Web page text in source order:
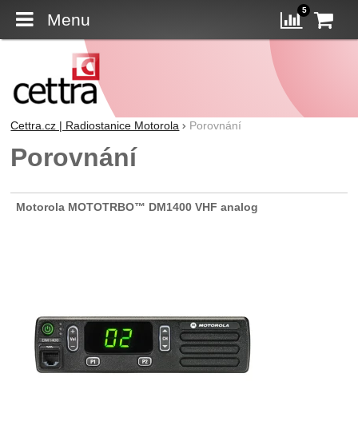
Menu
5
Cettra.cz | Radiostanice Motorola Porovnání
Porovnání